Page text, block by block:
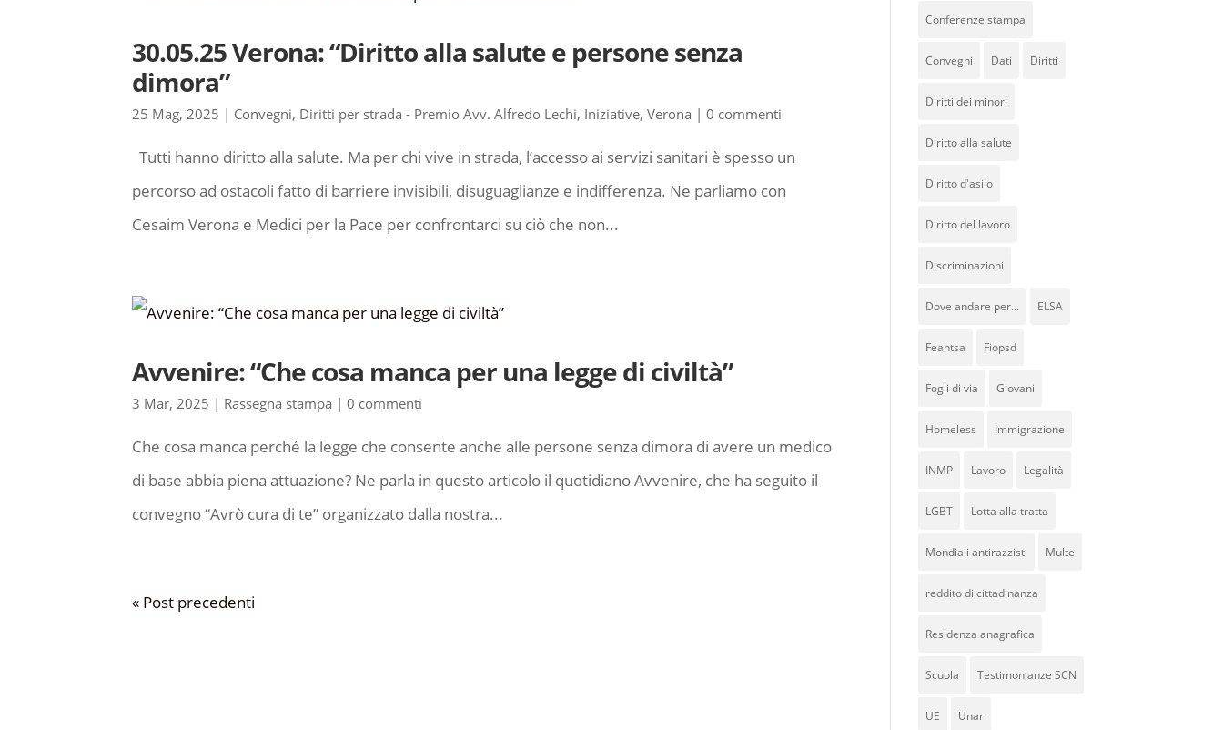
30.05.25 Verona: “Diritto alla salute e persone senza
dimora”
25 Mag, 2025 | Convegni, Diritti per strada - Premio Avv. Alfredo Lechi, Iniziative, Verona | 0 commenti
Tutti hanno diritto alla salute. Ma per chi vive in strada, l’accesso ai servizi sanitari è spesso un
percorso ad ostacoli fatto di barriere invisibili, disuguaglianze e indifferenza. Ne parliamo con
Cesaim Verona e Medici per la Pace per confrontarci su ciò che non...
Avvenire: “Che cosa manca per una legge di civiltà”
3 Mar, 2025 | Rassegna stampa | 0 commenti
Che cosa manca perché la legge che consente anche alle persone senza dimora di avere un medico
di base abbia piena attuazione? Ne parla in questo articolo il quotidiano Avvenire, che ha seguito il
convegno “Avrò cura di te” organizzato dalla nostra...
« Post precedenti
Conferenze stampa
Convegni Dati Diritti
Diritti dei minori
Diritto alla salute
Diritto d'asilo
Diritto del lavoro
Discriminazioni
Dove andare per... ELSA
Feantsa Fiopsd
Fogli di via Giovani
Homeless Immigrazione
INMP Lavoro Legalità
LGBT Lotta alla tratta
Mondiali antirazzisti Multe
reddito di cittadinanza
Residenza anagrafica
Scuola Testimonianze SCN
UE Unar